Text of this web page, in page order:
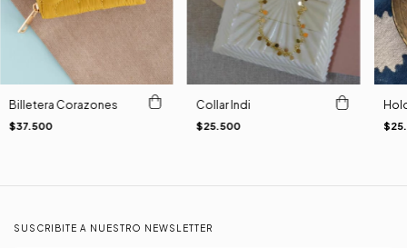
Billetera Corazones
$37.500
Collar Indi
$25.500
SUSCRIBITE A NUESTRO NEWSLETTER